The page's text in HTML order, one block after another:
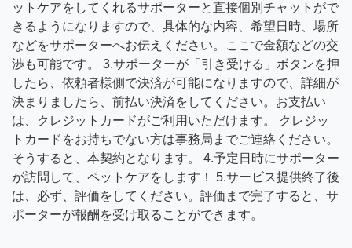
ットケアをしてくれるサポーターと直接個別チャットがで
きるようになりますので、具体的な内容、希望日時、場所
などをサポーターへお伝えください。ここで金額などの交
渉も可能です。 3.サポーターが「引き受ける」ボタンを押
したら、依頼者様側で決済が可能になりますので、詳細が
決まりましたら、前払い決済をしてください。お支払い
は、クレジットカードがご利用いただけます。 クレジッ
トカードをお持ちでない方は事務局までご連絡ください。
そうすると、本契約となります。 4.予定日時にサポーター
が訪問して、ペットケアをします！ 5.サービス提供終了後
は、必ず、評価をしてください。評価まで完了すると、サ
ポーターが報酬を受け取ることができます。